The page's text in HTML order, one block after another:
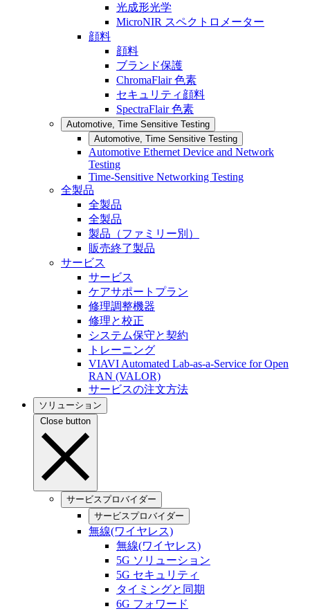
光成形光学
MicroNIR スペクトロメーター
顔料
顔料
ブランド保護
ChromaFlair 色素
セキュリティ顔料
SpectraFlair 色素
Automotive, Time Sensitive Testing
Automotive, Time Sensitive Testing
Automotive Ethernet Device and Network
Testing
Time-Sensitive Networking Testing
全製品
全製品
全製品
製品（ファミリー別）
販売終了製品
サービス
サービス
ケアサポートプラン
修理調整機器
修理と校正
システム保守と契約
トレーニング
VIAVI Automated Lab-as-a-Service for Open
RAN (VALOR)
サービスの注文方法
ソリューション
Close button
サービスプロバイダー
サービスプロバイダー
無線(ワイヤレス)
無線(ワイヤレス)
5G ソリューション
5G セキュリティ
タイミングと同期
6G フォワード